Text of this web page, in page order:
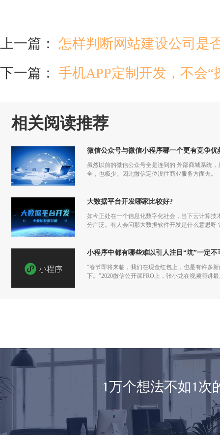
上一篇： 怎样判断网站建设公司是
下一篇： 手机APP定制开发，不会
相关阅读推荐
微信公众号与微信小程序哪一个更有竞争优
虽然以前的微信公众号全是连到的 外部商城系统
全，也极少。因此微信定位没往商业服务方面去。
大数据平台开发哪家比较好?
如今正处在一个信息化数字化社会，当下云计算
分广泛。有人会问那大数据软件开发是什么意思呀
小程序中都有哪些难以引人注目“坑”一定不
“春节即将来临，我们在现金红包上，也是有许多
下。”2020微信公开课PRO上，张小龙在视频演讲
1万个想法不如1次